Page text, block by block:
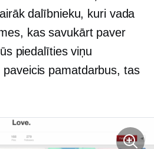
dalībnieku, kuri vada
kas savukārt paver
piedalīties viņu
pamatdarbus, tas